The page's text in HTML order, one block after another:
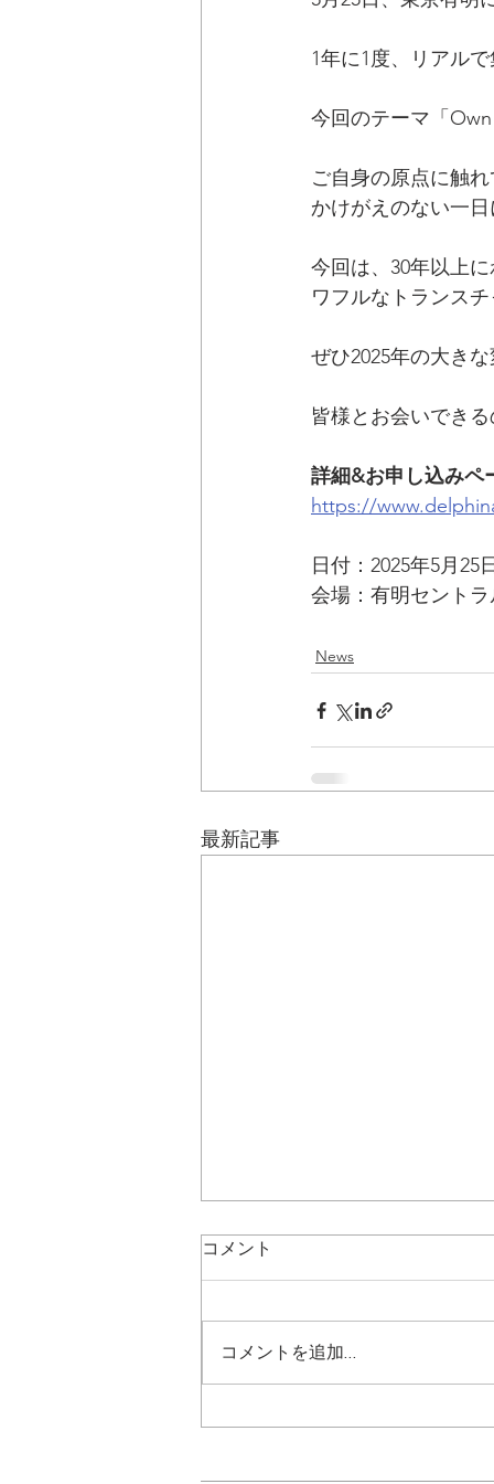
1年に1度、リアル
今回のテーマ「Own
ご自身の原点に触
かけがえのない一日
今回は、30年以上
ワフルなトランス
ぜひ2025年の大き
皆様とお会いでき
詳細&お申し込みペ
https://
日付：2025年5月25
会場：有明セント
News
最新記事
コメント
コメントを追加…